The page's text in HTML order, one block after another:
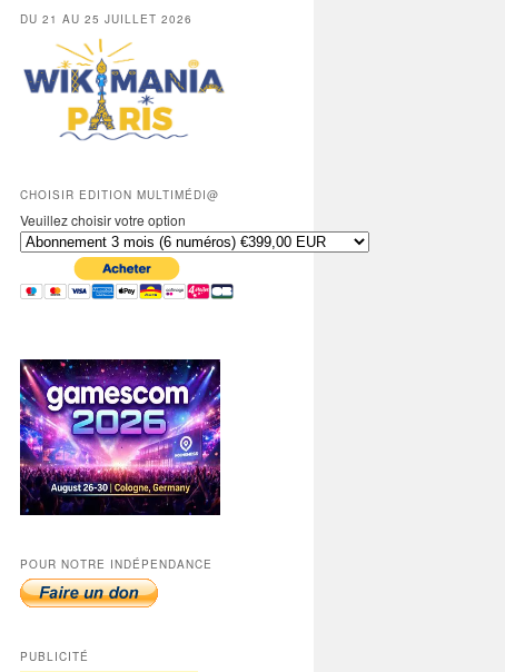
DU 21 AU 25 JUILLET 2026
CHOISIR EDITION MULTIMÉDI@
Veuillez choisir votre option
POUR NOTRE INDÉPENDANCE
PUBLICITÉ